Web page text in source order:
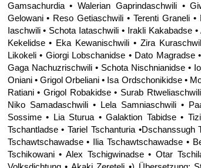
Gamsachurdia • Walerian Gaprindaschwili •
Gelowani • Reso Getiaschwili • Terenti Graneli
Iaschwili • Schota Iataschwili • Irakli Kakabadse
Kekelidse • Eka Kewanischwili • Zira
Likokeli • Giorgi Lobschanidse • Dato
Gaga Nachuzrischwili • Schota Nischnianidse •
Oniani • Grigol Orbeliani • Isa Ordschonikidse •
Ratiani • Grigol Robakidse • Surab
Niko Samadaschwili • Lela Samniaschwili •
Sossime • Lia Sturua • Galaktion Tabidse •
Tschantladse • Tariel Tschanturia
Tschawtschawadse • Ilia Tschawtschawadse •
Tschikowani • Alex Tschigwinadse • Otar